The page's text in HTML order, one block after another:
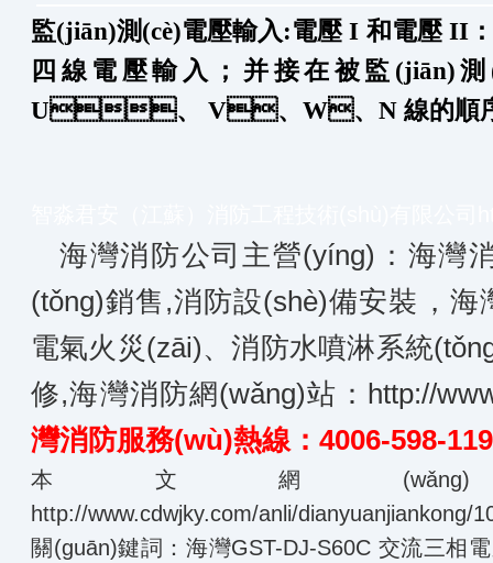
監(jiān)測(cè)電壓輸入:電壓 I 和電壓 II
四線電壓輸入；并接在被監(jiān)測
U、 V、W、N 線的順
海灣消防公司主營(yíng)：海灣
(tǒng)銷售,消防設(shè)備安裝，海
電氣火災(zāi)、消防水噴淋系統
修,海灣消防網(wǎng)站： http://
灣消防服務(wù)熱線：4006-598-119
本文網
http://www.cdwjky.com/anli/dianyuanjiankong/
關(guān)鍵詞：海灣GST-DJ-S60C 交流三相